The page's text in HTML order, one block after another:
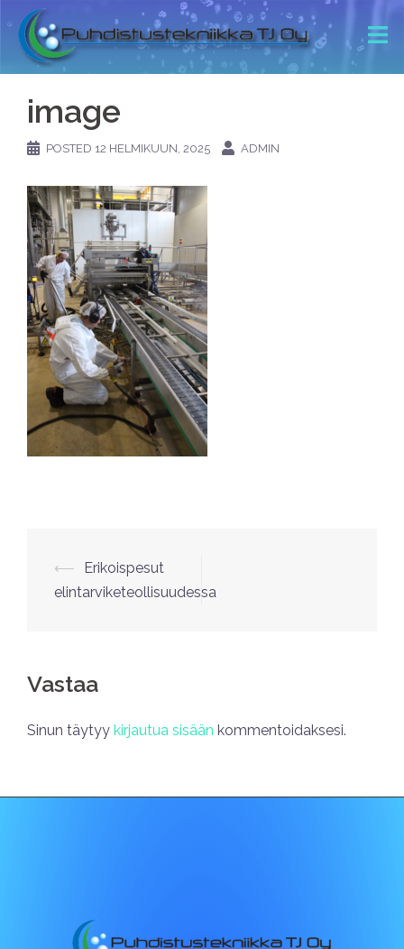
image
POSTED 12 HELMIKUUN, 2025 ADMIN
⟵
Erikoispesut
elintarviketeollisuudessa
Vastaa
Sinun täytyy kirjautua sisään kommentoidaksesi.